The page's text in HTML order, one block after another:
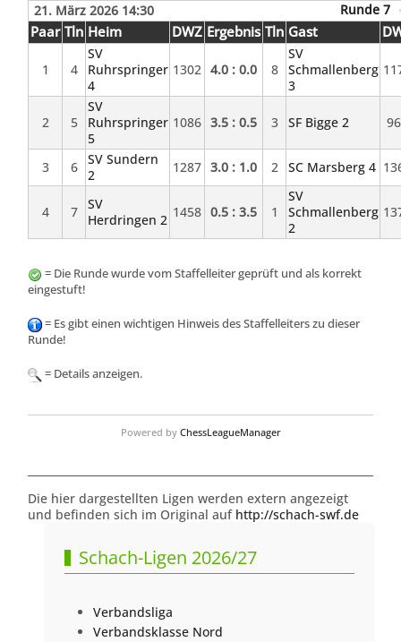
21. März 2026 14:30 Runde 7
Paar Tln Heim DWZ Ergebnis Tln Gast
1 4
SV
Ruhrspringer
4
1302 4.0 : 0.0 8
SV
Schmallenberg
3
2 5
SV
Ruhrspringer
5
1086 3.5 : 0.5 3 SF Bigge 2
3 6 SV Sundern
2
1287 3.0 : 1.0 2 SC Marsberg 4
4 7 SV
Herdringen 2 1458 0.5 : 3.5 1
SV
Schmallenberg
2
= Die Runde wurde vom Staffelleiter geprüft und als korrekt
eingestuft!
= Es gibt einen wichtigen Hinweis des Staffelleiters zu dieser
Runde!
= Details anzeigen.
Powered by ChessLeagueManager
Die hier dargestellten Ligen werden extern angezeigt
und befinden sich im Original auf http://schach-swf.de
Schach-Ligen 2026/27
Verbandsliga
Verbandsklasse Nord